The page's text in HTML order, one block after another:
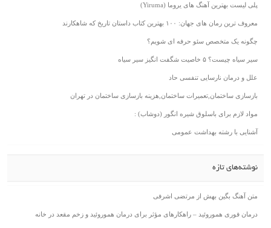
پلی لیست بهترین آهنگ های یروما (Yiruma)
معروف ترین رمان های جهان: ۱۰۰ بهترین کتاب داستان تاریخ که شاهکارند
چگونه یک متخصص سئو حرفه ای شویم؟
سیر سیاه چیست؟ ۵ خاصیت شگفت انگیز سیر سیاه
علل و درمان نارسایی تنفسی حاد
بازسازی ساختمان,تعمیرات ساختمان,هزینه بازسازی ساختمان در تهران
مواد لازم برای باسلوق شیره انگور (دوشاب) :
آشنایی با رشته بهداشت عمومی
نوشته‌های تازه
متن آهنگ بگین بهش از مرتضی اشرفی
درمان فوری هموروئید – راهکارهای مؤثر برای درمان هموروئید و زخم مقعد در خانه